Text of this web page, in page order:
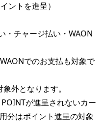
ントを進呈）
・チャージ払い・WAON
でのお支払も対象で
外となります。
が進呈されないカー
分はポイント進呈の対象